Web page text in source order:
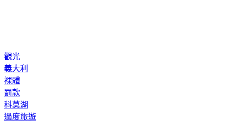
觀光
義大利
裸體
罰款
科莫湖
過度旅遊